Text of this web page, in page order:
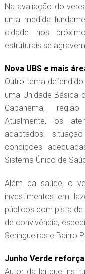
Na avaliação do
uma medida
cidade nos
estruturais se
Nova UBS e mais
Outro tema
uma Unidade Básica
Capanema,
Atualmente, os
adaptados,
condições
Sistema Único de
Além da saúde, o
investimentos em
públicos com pista de
de convivência,
Seringueiras e Bairro
Junho Verde
Autor da lei que